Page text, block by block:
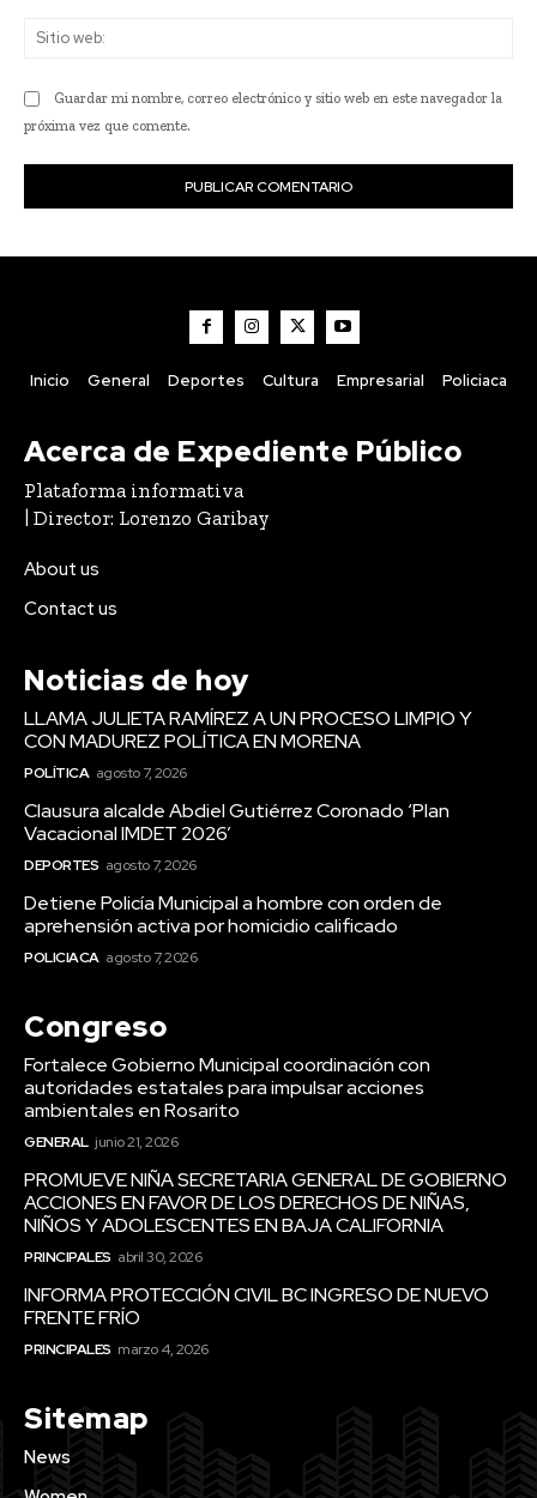
Guardar mi nombre, correo electrónico y sitio web en este navegador la
próxima vez que comente.
Inicio General Deportes Cultura Empresarial Policiaca
Acerca de Expediente Público
Plataforma informativa
| Director: Lorenzo Garibay
About us
Contact us
Noticias de hoy
LLAMA JULIETA RAMÍREZ A UN PROCESO LIMPIO Y
CON MADUREZ POLÍTICA EN MORENA
POLÍTICA agosto 7, 2026
Clausura alcalde Abdiel Gutiérrez Coronado ‘Plan
Vacacional IMDET 2026’
DEPORTES agosto 7, 2026
Detiene Policía Municipal a hombre con orden de
aprehensión activa por homicidio calificado
POLICIACA agosto 7, 2026
Congreso
Fortalece Gobierno Municipal coordinación con
autoridades estatales para impulsar acciones
ambientales en Rosarito
GENERAL junio 21, 2026
PROMUEVE NIÑA SECRETARIA GENERAL DE GOBIERNO
ACCIONES EN FAVOR DE LOS DERECHOS DE NIÑAS,
NIÑOS Y ADOLESCENTES EN BAJA CALIFORNIA
PRINCIPALES abril 30, 2026
INFORMA PROTECCIÓN CIVIL BC INGRESO DE NUEVO
FRENTE FRÍO
PRINCIPALES marzo 4, 2026
Sitemap
News